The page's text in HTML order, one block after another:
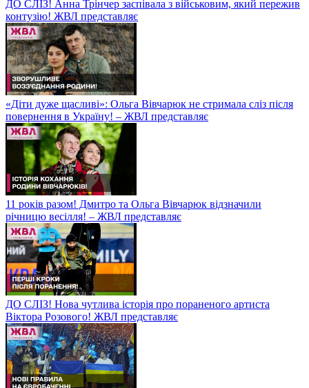
ДО СЛІЗ! Анна Трінчер заспівала з військовим, який пережив
контузію! ЖВЛ представляє
«Діти дуже щасливі»: Ольга Вівчарюк не стримала сліз після
повернення в Україну! – ЖВЛ представляє
11 років разом! Дмитро та Ольга Вівчарюк відзначили
річницю весілля! – ЖВЛ представляє
ДО СЛІЗ! Нова чутлива історія про пораненого артиста
Віктора Розового! ЖВЛ представляє